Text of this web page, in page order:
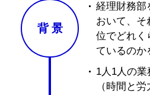
背 景
経理財務部
おいて、そ
位でどれく
ているのか
1人1人の業
（時間と